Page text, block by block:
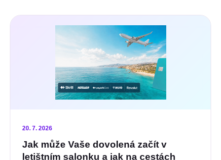
20. 7. 2026
Jak může Vaše dovolená začít v
letištním salonku a jak na cestách